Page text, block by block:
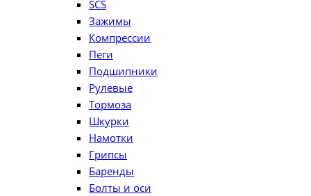
SCS
Зажимы
Компрессии
Пеги
Подшипники
Рулевые
Тормоза
Шкурки
Намотки
Грипсы
Баренды
Болты и оси